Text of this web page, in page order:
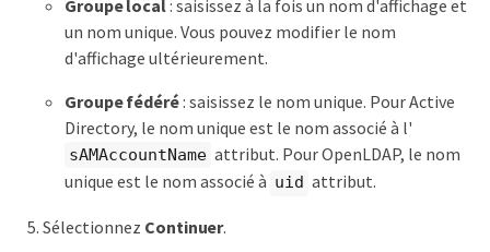
Groupe local: saisissez à la fois un nom d'affichage et
un nom unique. Vous pouvez modifier le nom
d'affichage ultérieurement.
Groupe fédéré: saisissez le nom unique. Pour Active
Directory, le nom unique est le nom associé à l'
sAMAccountName attribut. Pour OpenLDAP, le nom
unique est le nom associé à uid attribut.
Sélectionnez Continuer.